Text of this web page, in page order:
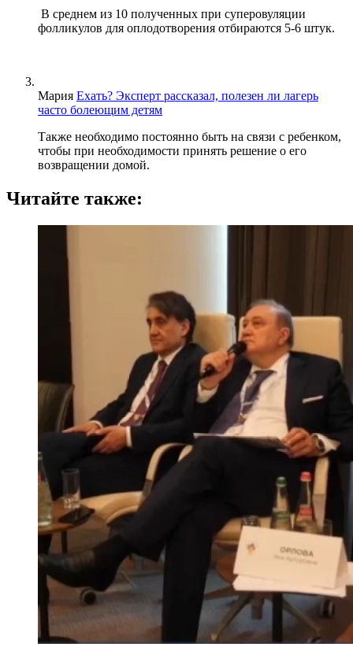
В среднем из 10 полученных при суперовуляции
фолликулов для оплодотворения отбираются 5-6 штук.
Мария Ехать? Эксперт рассказал, полезен ли лагерь
часто болеющим детям
Также необходимо постоянно быть на связи с ребенком,
чтобы при необходимости принять решение о его
возвращении домой.
Читайте также: